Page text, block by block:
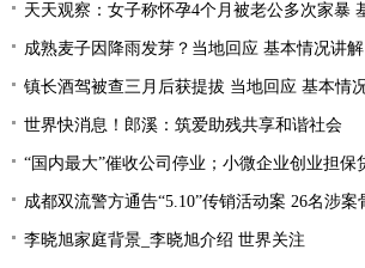
天天观察：女子称怀孕4个月被老公多次家暴
成熟麦子因降雨发芽？当地回应 基本情况讲
镇长酒驾被查三月后获提拔 当地回应 基本情
世界快消息！郎溪：筑爱助残共享和谐社会
“国内最大”催收公司停业；小微企业创业担保贷实际利率低至2%左右；趣店、爱财注销
成都双流警方通告“5.10”传销活动案 26名涉案骨干成员被采
李晓旭家庭背景_李晓旭介绍 世界关注